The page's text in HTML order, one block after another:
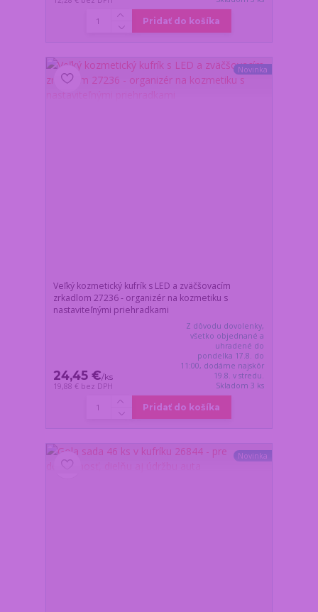
Pridať do košíka
Novinka
Veľký kozmetický kufrík s LED a zväčšovacím
zrkadlom 27236 - organizér na kozmetiku s
nastaviteľnými priehradkami
24,45 €/ks
19,88 € bez DPH
Z dôvodu dovolenky,
všetko objednané a
uhradené do
pondelka 17.8. do
11:00, dodáme najskôr
19.8. v stredu.
Skladom 3 ks
Pridať do košíka
Novinka